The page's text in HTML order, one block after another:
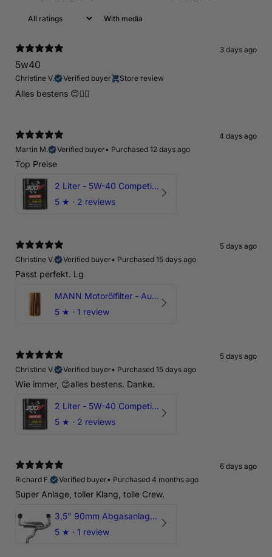
With media
3 days ago
5w40
Christine V. Verified buyer Store review
Alles bestens 😊👍🏻
4 days ago
Martin M.
Verified buyer• Purchased 12 days ago
Top Preise
2 Liter - 5W-40 Competition 300V Motul Motoröl
5 ★ · 2 reviews
5 days ago
Christine V.
Verified buyer• Purchased 15 days ago
Passt perfekt. Lg
MANN Motorölfilter - Audi RS3 TTRS RSQ3 VZ5 - DAZ DNW
5 ★ · 1 review
5 days ago
Christine V.
Verified buyer• Purchased 15 days ago
Wie immer, 😊alles bestens. Danke.
2 Liter - 5W-40 Competition 300V Motul Motoröl
5 ★ · 2 reviews
6 days ago
Richard F.
Verified buyer• Purchased 4 months ago
Super Anlage, toller Klang, tolle Crew.
3,5" 90mm Abgasanlage AUDI RSQ3 DNWA 2.5 TFSI
5 ★ · 1 review